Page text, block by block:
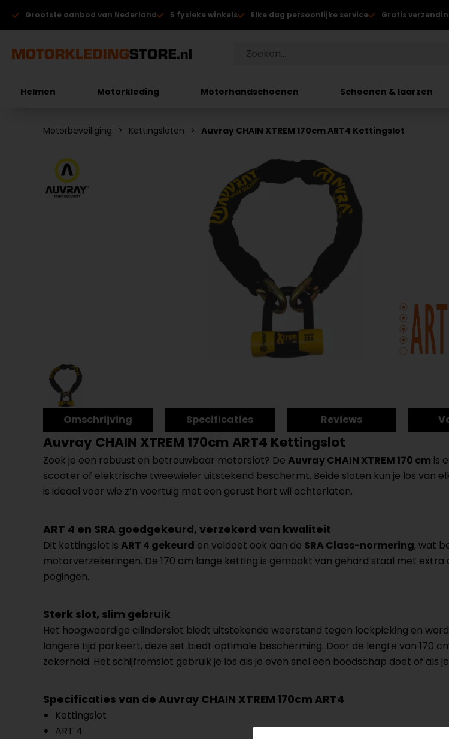
Grootste aanbod van Nederland 5 fysieke winkels Elke dag persoonlijke service Gratis
Helmen Motorkleding Motorhandschoenen Schoenen & laarzen
Motorbeveiliging Kettingsloten Auvray CHAIN XTREM 170cm ART4 Kettingslot
Omschrijving Specificaties Reviews
Auvray CHAIN XTREM 170cm ART4 Kettingslot
Zoek je een robuust en betrouwbaar motorslot? De Auvray CHAIN XTREM 170 cm is
scooter of elektrische tweewieler uitstekend beschermt. Beide sloten kun je los van
is ideaal voor wie z’n voertuig met een gerust hart wil achterlaten.
ART 4 en SRA goedgekeurd, verzekerd van kwaliteit
Dit kettingslot is ART 4 gekeurd en voldoet ook aan de SRA Class-normering, wat
motorverzekeringen. De 170 cm lange ketting is gemaakt van gehard staal met
pogingen.
Sterk slot, slim gebruik
Het hoogwaardige cilinderslot biedt uitstekende weerstand tegen lockpicking en
langere tijd parkeert, deze set biedt optimale bescherming. Door de lengte van 170
zekerheid. Het schijfremslot gebruik je los als je even snel een boodschap doet of als
Specificaties van de Auvray CHAIN XTREM 170cm ART4
Kettingslot
ART 4